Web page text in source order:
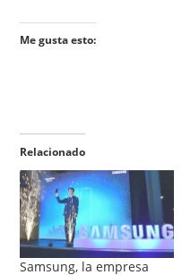
Me gusta esto:
Relacionado
Samsung, la empresa